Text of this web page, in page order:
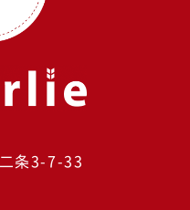
条3-7-33